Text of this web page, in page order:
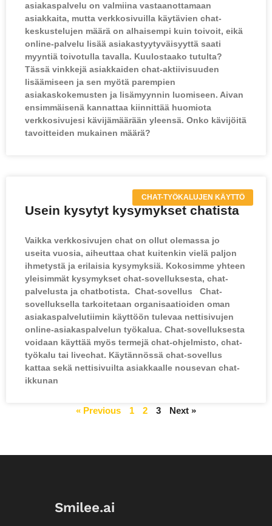
asiakaspalvelu on valmiina vastaanottamaan
asiakkaita, mutta verkkosivuilla käytävien chat-
keskustelujen määrä on alhaisempi kuin toivoit, eikä
online-palvelu lisää asiakastyytyväisyyttä saati
myyntiä toivotulla tavalla. Kuulostaako tutulta?
Tässä vinkkejä asiakkaiden chat-aktiivisuuden
lisäämiseen ja sen myötä parempien
asiakaskokemusten ja lisämyynnin luomiseen. Aivan
ensimmäisenä kannattaa kiinnittää huomiota
verkkosivujesi kävijämäärään yleensä. Onko kävijöitä
tavoitteiden mukainen määrä?
CHAT-TYÖKALUJEN KÄYTTÖ
Usein kysytyt kysymykset chatista
Vaikka verkkosivujen chat on ollut olemassa jo
useita vuosia, aiheuttaa chat kuitenkin vielä paljon
ihmetystä ja erilaisia kysymyksiä. Kokosimme yhteen
yleisimmät kysymykset chat-sovelluksesta, chat-
palvelusta ja chatbotista. Chat-sovellus Chat-
sovelluksella tarkoitetaan organisaatioiden oman
asiakaspalvelutiimin käyttöön tulevaa nettisivujen
online-asiakaspalvelun työkalua. Chat-sovelluksesta
voidaan käyttää myös termejä chat-ohjelmisto, chat-
työkalu tai livechat. Käytännössä chat-sovellus
kattaa sekä nettisivuilta asiakkaalle nousevan chat-
ikkunan
« Previous 1 2 3 Next »
Smilee.ai